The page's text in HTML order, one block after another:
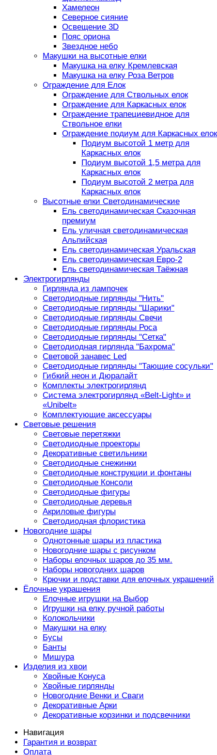
Хамелеон
Северное сияние
Освещение 3D
Пояс ориона
Звездное небо
Макушки на высотные елки
Макушка на елку Кремлевская
Макушка на елку Роза Ветров
Ограждение для Елок
Ограждение для Ствольных елок
Ограждение для Каркасных елок
Ограждение трапециевидное для
Ствольное елки
Ограждение подиум для Каркасных елок
Подиум высотой 1 метр для
Каркасных елок
Подиум высотой 1,5 метра для
Каркасных елок
Подиум высотой 2 метра для
Каркасных елок
Высотные елки Светодинамические
Ель светодинамическая Сказочная
премиум
Ель уличная светодинамическая
Альпийская
Ель светодинамическая Уральская
Ель светодинамическая Евро-2
Ель светодинамическая Таёжная
Электрогирлянды
Гирлянда из лампочек
Светодиодные гирлянды "Нить"
Светодиодные гирлянды "Шарики"
Светодиодные гирлянды Свечи
Светодиодные гирлянды Роса
Светодиодные гирлянды "Сетка"
Светодиодная гирлянда "Бахрома"
Световой занавес Led
Светодиодные гирлянды "Тающие сосульки"
Гибкий неон и Дюралайт
Комплекты электрогирлянд
Система электрогирлянд «Belt-Light» и
«Unibelt»
Комплектующие аксессуары
Световые решения
Световые перетяжки
Светодиодные проекторы
Декоративные светильники
Светодиодные снежинки
Светодиодные конструкции и фонтаны
Светодиодные Консоли
Светодиодные фигуры
Светодиодные деревья
Акриловые фигуры
Светодиодная флористика
Новогодние шары
Однотонные шары из пластика
Новогодние шары с рисунком
Наборы елочных шаров до 35 мм.
Наборы новогодних шаров
Крючки и подставки для елочных украшений
Ёлочные украшения
Елочные игрушки на Выбор
Игрушки на елку ручной работы
Колокольчики
Макушки на елку
Бусы
Банты
Мишура
Изделия из хвои
Хвойные Конуса
Хвойные гирлянды
Новогодние Венки и Сваги
Декоративные Арки
Декоративные корзинки и подсвечники
Навигация
Гарантия и возврат
Оплата